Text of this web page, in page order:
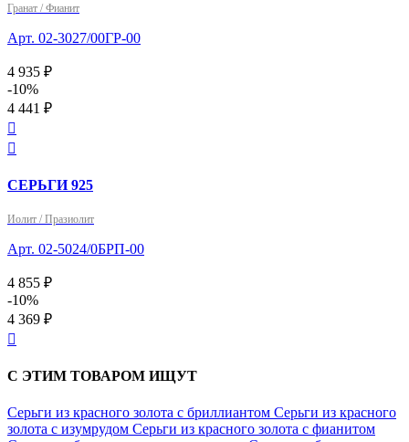
Гранат / Фианит
Арт. 02-3027/00ГР-00
4 935 ₽
-10%
4 441 ₽


СЕРЬГИ 925
Иолит / Празиолит
Арт. 02-5024/0БРП-00
4 855 ₽
-10%
4 369 ₽

С ЭТИМ ТОВАРОМ ИЩУТ
Серьги из красного золота с бриллиантом Серьги из красного
золота с изумрудом Серьги из красного золота с фианитом